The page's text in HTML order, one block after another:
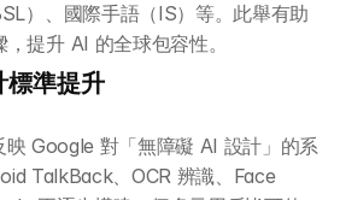
）、國際手語（IS）等。此舉有助
提升 AI 的全球包容性。
標準提升
Google 對「無障礙 AI 設計」的系
TalkBack、OCR 辨識、Face